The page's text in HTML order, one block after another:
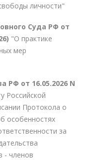
личности"
Суда РФ от
"О практике
мер
РФ от 16.05.2026 N
Российской
Протокола о
особенностях
за
- членов